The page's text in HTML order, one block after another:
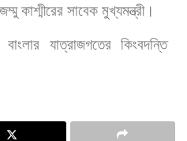
জম্মু কাশ্মীরের সাবেক মুখ্যমন্ত্রী।
বাংলার যাত্রাজগতের কিংবদন্তি